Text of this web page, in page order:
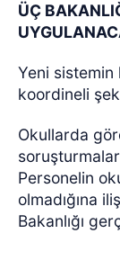
ÜÇ
Yeni sistemin
koordineli
Okullarda
Personelin
olmadığına
Bakanlığı